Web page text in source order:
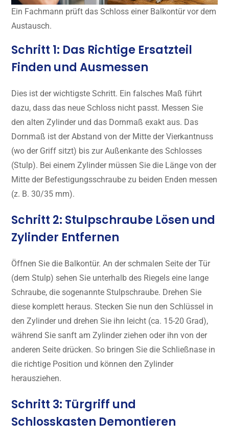
Ein Fachmann prüft das Schloss einer Balkontür vor dem
Austausch.
Schritt 1: Das Richtige Ersatzteil
Finden und Ausmessen
Dies ist der wichtigste Schritt. Ein falsches Maß führt
dazu, dass das neue Schloss nicht passt. Messen Sie
den alten Zylinder und das Dornmaß exakt aus. Das
Dornmaß ist der Abstand von der Mitte der Vierkantnuss
(wo der Griff sitzt) bis zur Außenkante des Schlosses
(Stulp). Bei einem Zylinder müssen Sie die Länge von der
Mitte der Befestigungsschraube zu beiden Enden messen
(z. B. 30/35 mm).
Schritt 2: Stulpschraube Lösen und
Zylinder Entfernen
Öffnen Sie die Balkontür. An der schmalen Seite der Tür
(dem Stulp) sehen Sie unterhalb des Riegels eine lange
Schraube, die sogenannte Stulpschraube. Drehen Sie
diese komplett heraus. Stecken Sie nun den Schlüssel in
den Zylinder und drehen Sie ihn leicht (ca. 15-20 Grad),
während Sie sanft am Zylinder ziehen oder ihn von der
anderen Seite drücken. So bringen Sie die Schließnase in
die richtige Position und können den Zylinder
herausziehen.
Schritt 3: Türgriff und
Schlosskasten Demontieren